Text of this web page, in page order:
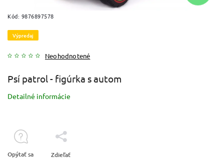
Kód: 9876897578
Výpredaj
Neohodnotené
Psí patrol - figúrka s autom
Detailné informácie
Opýtať sa Zdieľať